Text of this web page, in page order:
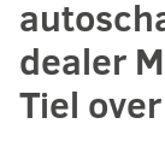
dealer
Tiel over